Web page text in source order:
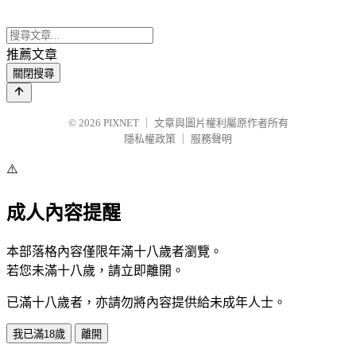
推薦文章
關閉搜尋
© 2026 PIXNET
文章與圖片權利屬原作者所有
隱私權政策
服務聲明
⚠️
成人內容提醒
本部落格內容僅限年滿十八歲者瀏覽。
若您未滿十八歲，請立即離開。
已滿十八歲者，亦請勿將內容提供給未成年人士。
我已滿18歲 離開